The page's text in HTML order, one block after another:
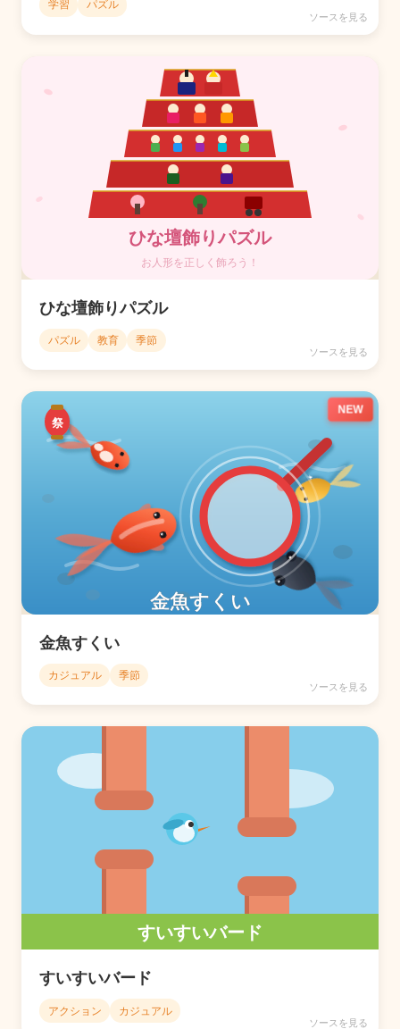
学習 パズル
ソースを見る
ひな壇飾りパズル
パズル 教育 季節
ソースを見る
NEW
金魚すくい
カジュアル 季節
ソースを見る
すいすいバード
アクション カジュアル
ソースを見る